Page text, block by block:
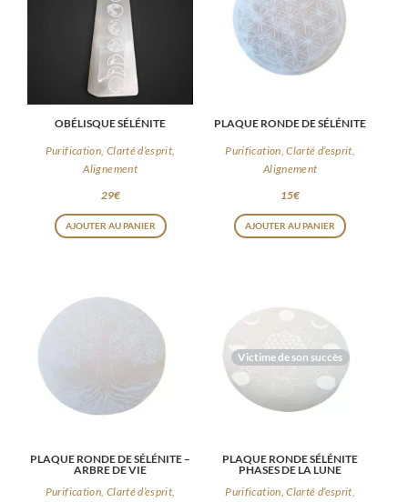
OBÉLISQUE SÉLÉNITE
Purification, Clarté d’esprit,
Alignement
29€
AJOUTER AU PANIER
PLAQUE RONDE DE SÉLÉNITE
Purification, Clarté d’esprit,
Alignement
15€
AJOUTER AU PANIER
PLAQUE RONDE DE SÉLÉNITE –
ARBRE DE VIE
Purification, Clarté d’esprit,
Victime de son succès
PLAQUE RONDE SÉLÉNITE
PHASES DE LA LUNE
Purification, Clarté d’esprit,